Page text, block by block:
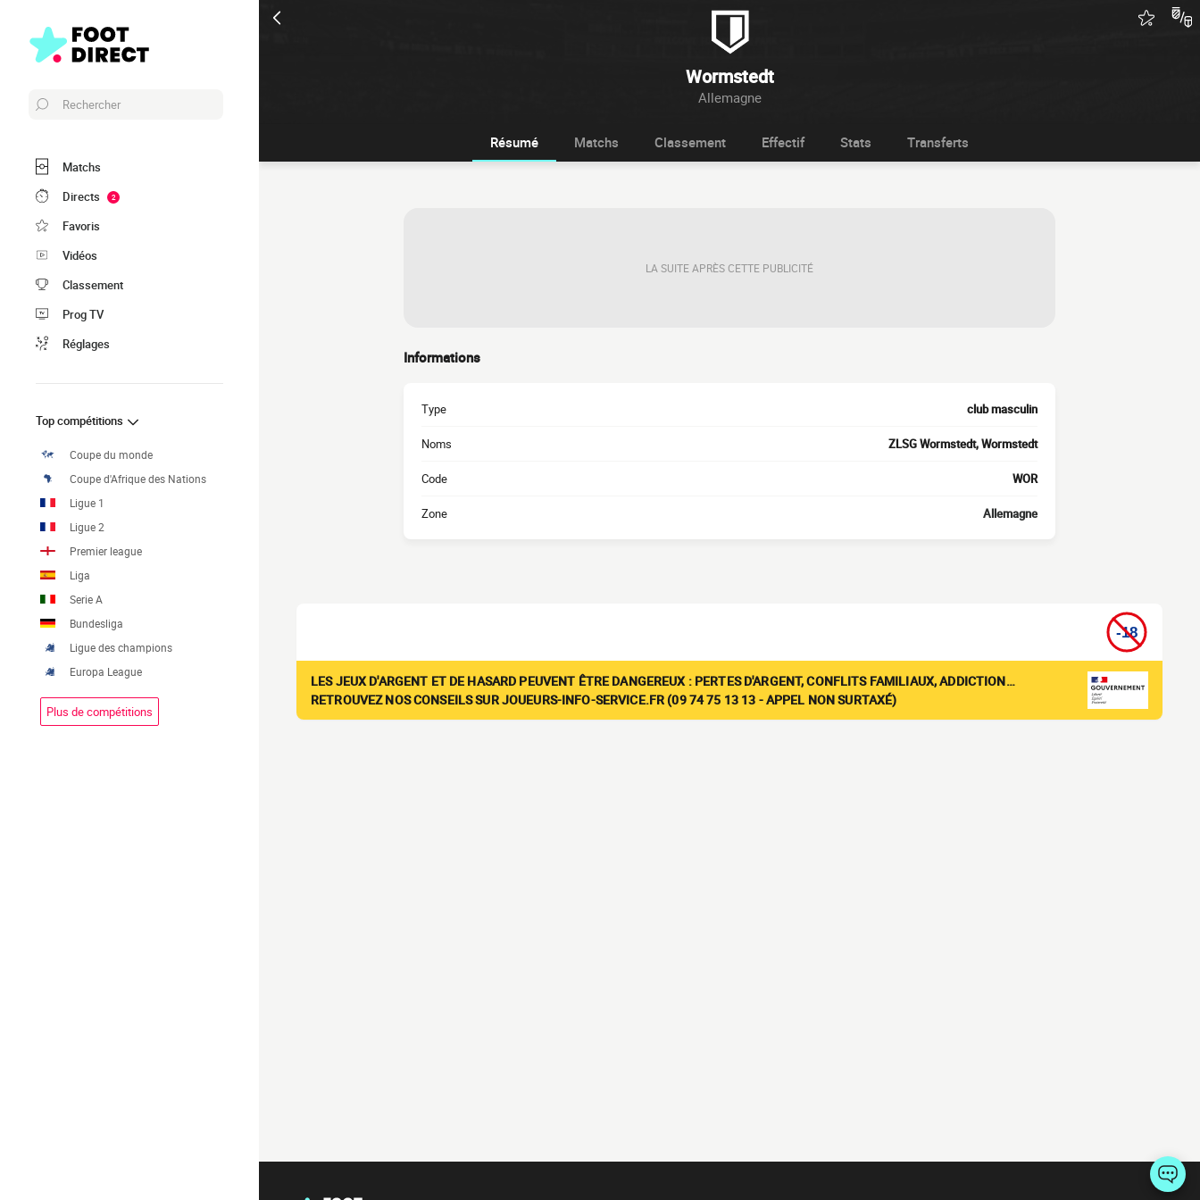
Wormstedt
Allemagne
Rechercher
Matchs
Directs
2
Favoris
Vidéos
Classement
Prog TV
Réglages
Top compétitions
Coupe du monde
Coupe d'Afrique des Nations
Ligue 1
Ligue 2
Premier league
Liga
Serie A
Bundesliga
Ligue des champions
Europa League
Plus de compétitions
Résumé Matchs Classement Effectif Stats Transferts
LA SUITE APRÈS CETTE PUBLICITÉ
Informations
Type club masculin
Noms ZLSG Wormstedt, Wormstedt
Code WOR
Zone Allemagne
LES JEUX D'ARGENT ET DE HASARD PEUVENT ÊTRE DANGEREUX : PERTES D'ARGENT, CONFLITS FAMILIAUX, ADDICTION…
RETROUVEZ NOS CONSEILS SUR JOUEURS-INFO-SERVICE.FR (09 74 75 13 13 - APPEL NON SURTAXÉ)